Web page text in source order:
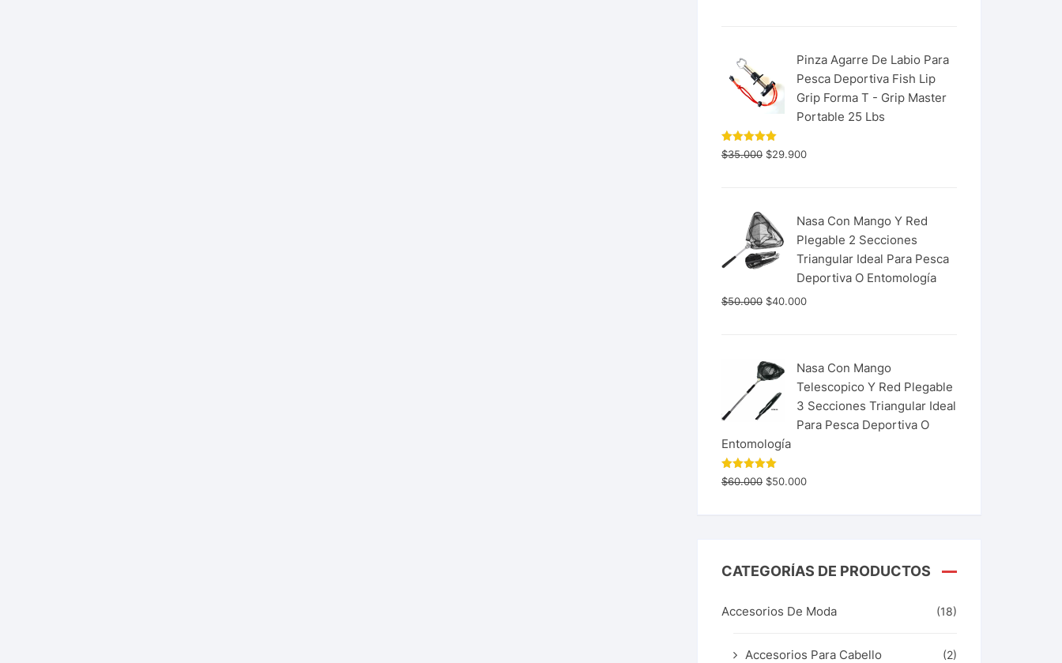
Pinza Agarre De Labio Para
Pesca Deportiva Fish Lip
Grip Forma T - Grip Master
Portable 25 Lbs
Valorado
con 5.00
$35.000 $29.900
Nasa Con Mango Y Red
Plegable 2 Secciones
Triangular Ideal Para Pesca
Deportiva O Entomología
$50.000 $40.000
Nasa Con Mango
Telescopico Y Red Plegable
3 Secciones Triangular Ideal
Para Pesca Deportiva O
Entomología
Valorado
con 5.00
$60.000 $50.000
CATEGORÍAS DE PRODUCTOS
Accesorios De Moda (18)
Accesorios Para Cabello (2)